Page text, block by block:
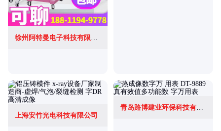
徐州阿特曼电子科技有限公司
上海安竹光电科技有限公司
青岛路博建业环保科技有限公司